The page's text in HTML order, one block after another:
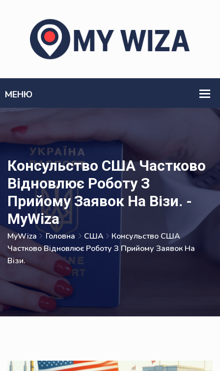
Консульство США Частково
Відновлює Роботу З
Прийому Заявок На Візи. -
MyWiza
MyWiza Головна США
Консульство США
Частково Відновлює Роботу З Прийому Заявок На
Візи.